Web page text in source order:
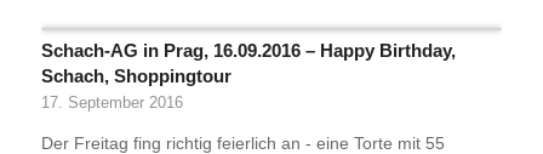
Schach-AG in Prag, 16.09.2016 – Happy Birthday,
Schach, Shoppingtour
17. September 2016
Der Freitag fing richtig feierlich an - eine Torte mit 55